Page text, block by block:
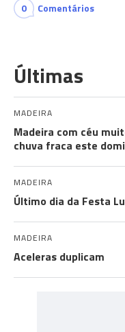
0 Comentários
Últimas
MADEIRA
Madeira com céu
chuva fraca este
MADEIRA
Último dia da Festa
MADEIRA
Aceleras duplicam